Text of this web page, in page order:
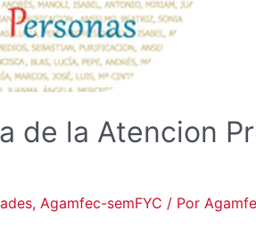
de la Atencion
, Agamfec-semFYC / Por